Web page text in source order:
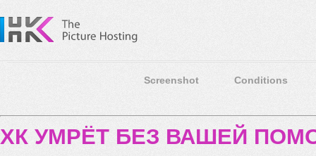
Screenshot Conditions
ХК УМРЁТ БЕЗ ВАШЕЙ